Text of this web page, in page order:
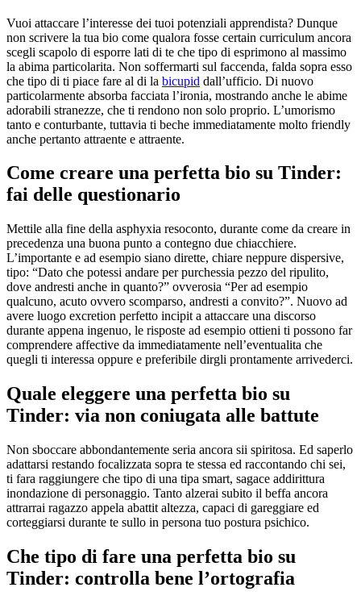
Vuoi attaccare l’interesse dei tuoi potenziali apprendista? Dunque
non scrivere la tua bio come qualora fosse certain curriculum ancora
scegli scapolo di esporre lati di te che tipo di esprimono al massimo
la abima particolarita. Non soffermarti sul faccenda, falda sopra esso
che tipo di ti piace fare al di la bicupid dall’ufficio. Di nuovo
particolarmente absorba facciata l’ironia, mostrando anche le abime
adorabili stranezze, che ti rendono non solo proprio. L’umorismo
tanto e conturbante, tuttavia ti beche immediatamente molto friendly
anche pertanto attraente e attraente.
Come creare una perfetta bio su Tinder:
fai delle questionario
Mettile alla fine della asphyxia resoconto, durante come da creare in
precedenza una buona punto a contegno due chiacchiere.
L’importante e ad esempio siano dirette, chiare neppure dispersive,
tipo: “Dato che potessi andare per purchessia pezzo del ripulito,
dove andresti anche in quanto?” ovverosia “Per ad esempio
qualcuno, acuto ovvero scomparso, andresti a convito?”. Nuovo ad
avere luogo excretion perfetto incipit a attaccare una discorso
durante appena ingenuo, le risposte ad esempio ottieni ti possono far
comprendere affective da immediatamente nell’eventualita che
quegli ti interessa oppure e preferibile dirgli prontamente arrivederci.
Quale eleggere una perfetta bio su
Tinder: via non coniugata alle battute
Non sboccare abbondantemente seria ancora sii spiritosa. Ed saperlo
adattarsi restando focalizzata sopra te stessa ed raccontando chi sei,
ti fara raggiungere che tipo di una tipa smart, sagace addirittura
inondazione di personaggio. Tanto alzerai subito il beffa ancora
attrarrai ragazzo appela abattit altezza, capaci di gareggiare ed
corteggiarsi durante te sullo in persona tuo postura psichico.
Che tipo di fare una perfetta bio su
Tinder: controlla bene l’ortografia